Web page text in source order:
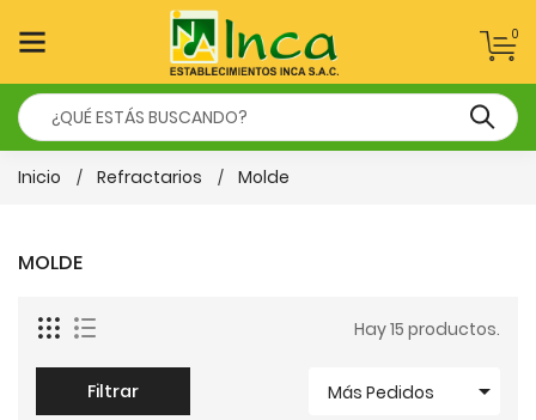
0
Inicio Refractarios Molde
MOLDE
Hay 15 productos.
Más Pedidos 
Filtrar